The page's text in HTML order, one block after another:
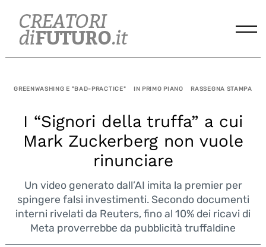
content
GREENWASHING E "BAD-PRACTICE" IN PRIMO PIANO RASSEGNA STAMPA
I “Signori della truffa” a cui
Mark Zuckerberg non vuole
rinunciare
Un video generato dall’AI imita la premier per
spingere falsi investimenti. Secondo documenti
interni rivelati da Reuters, fino al 10% dei ricavi di
Meta proverrebbe da pubblicità truffaldine